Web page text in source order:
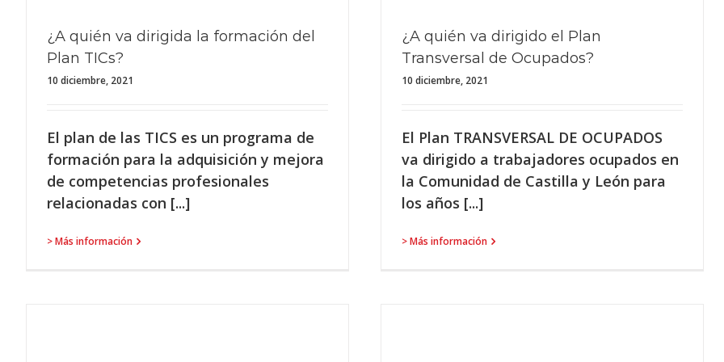
¿A quién va dirigida la formación del
Plan TICs?
10 diciembre, 2021
El plan de las TICS es un programa de
formación para la adquisición y mejora
de competencias profesionales
relacionadas con [...]
> Más información
¿A quién va dirigido el Plan
Transversal de Ocupados?
10 diciembre, 2021
El Plan TRANSVERSAL DE OCUPADOS
va dirigido a trabajadores ocupados en
la Comunidad de Castilla y León para
los años [...]
> Más información